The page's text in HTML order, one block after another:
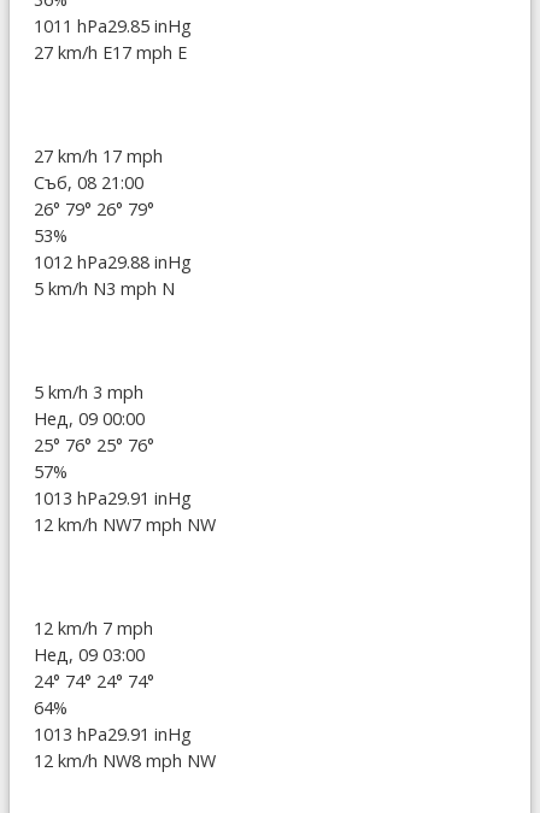
1011 hPa29.85 inHg
27 km/h E17 mph E
27 km/h 17 mph
Съб, 08 21:00
26° 79° 26° 79°
53%
1012 hPa29.88 inHg
5 km/h N3 mph N
5 km/h 3 mph
Нед, 09 00:00
25° 76° 25° 76°
57%
1013 hPa29.91 inHg
12 km/h NW7 mph NW
12 km/h 7 mph
Нед, 09 03:00
24° 74° 24° 74°
64%
1013 hPa29.91 inHg
12 km/h NW8 mph NW